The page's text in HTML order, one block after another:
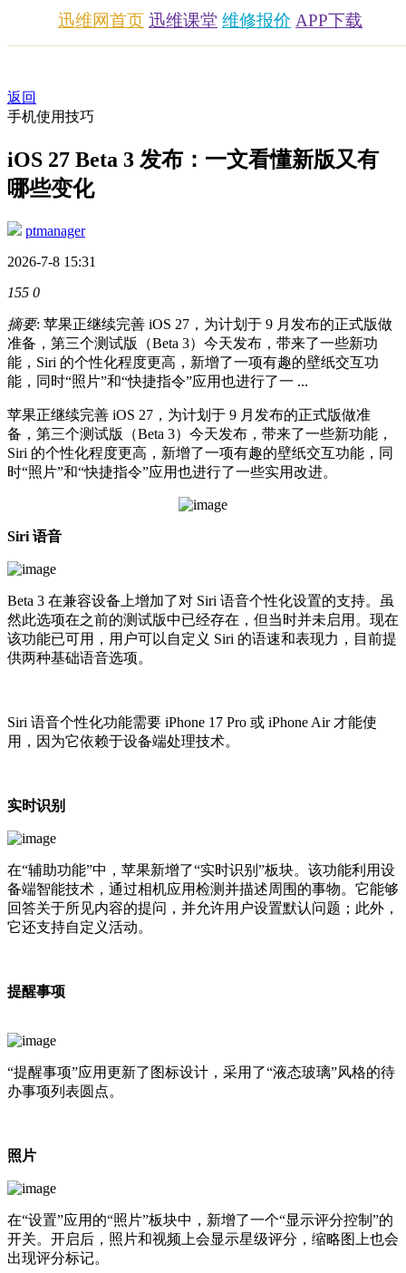
迅维网首页 迅维课堂 维修报价 APP下载
返回
手机使用技巧
iOS 27 Beta 3 发布：一文看懂新版又有
哪些变化
ptmanager
2026-7-8 15:31
155 0
摘要: 苹果正继续完善 iOS 27，为计划于 9 月发布的正式版做
准备，第三个测试版（Beta 3）今天发布，带来了一些新功
能，Siri 的个性化程度更高，新增了一项有趣的壁纸交互功
能，同时“照片”和“快捷指令”应用也进行了一 ...
苹果正继续完善 iOS 27，为计划于 9 月发布的正式版做准
备，第三个测试版（Beta 3）今天发布，带来了一些新功能，
Siri 的个性化程度更高，新增了一项有趣的壁纸交互功能，同
时“照片”和“快捷指令”应用也进行了一些实用改进。
Siri 语音
Beta 3 在兼容设备上增加了对 Siri 语音个性化设置的支持。虽
然此选项在之前的测试版中已经存在，但当时并未启用。现在
该功能已可用，用户可以自定义 Siri 的语速和表现力，目前提
供两种基础语音选项。
Siri 语音个性化功能需要 iPhone 17 Pro 或 iPhone Air 才能使
用，因为它依赖于设备端处理技术。
实时识别
在“辅助功能”中，苹果新增了“实时识别”板块。该功能利用设
备端智能技术，通过相机应用检测并描述周围的事物。它能够
回答关于所见内容的提问，并允许用户设置默认问题；此外，
它还支持自定义活动。
提醒事项
“提醒事项”应用更新了图标设计，采用了“液态玻璃”风格的待
办事项列表圆点。
照片
在“设置”应用的“照片”板块中，新增了一个“显示评分控制”的
开关。开启后，照片和视频上会显示星级评分，缩略图上也会
出现评分标记。